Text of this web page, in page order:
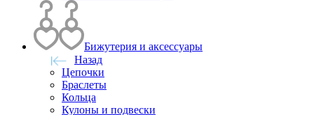
Бижутерия и аксессуары
Назад
Цепочки
Браслеты
Кольца
Кулоны и подвески